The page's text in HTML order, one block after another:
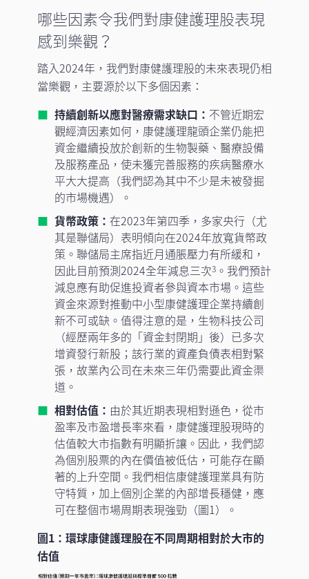
哪些因素令我們對康健護理股表現
感到樂觀？
踏入2024年，我們對康健護理股的未來表現仍相
當樂觀，主要源於以下多個因素：
持續創新以應對醫療需求缺口： 不管近期宏
觀經濟因素如何，康健護理龍頭企業仍能把
資金繼續投放於創新的生物製藥、醫療設備
及服務產品，使未獲完善服務的疾病醫療水
平大大提高（我們認為其中不少是未被發掘
的市場機遇）。
貨幣政策： 在2023年第四季，多家央行（尤
其是聯儲局）表明傾向在2024年放寬貨幣政
策。聯儲局主席指近月通脹壓力有所緩和，
因此目前預測2024全年減息三次3。我們預計
減息應有助促進投資者參與資本市場。這些
資金來源對推動中小型康健護理企業持續創
新不可或缺。值得注意的是，生物科技公司
（經歷兩年多的「資金封閉期」後）已多次
增資發行新股；該行業的資產負債表相對緊
張，故業內公司在未來三年仍需要此資金渠
道。
相對估值： 由於其近期表現相對遜色，從市
盈率及市盈增長率來看，康健護理股現時的
估值較大市指數有明顯折讓。因此，我們認
為個別股票的內在價值被低估，可能存在顯
著的上升空間。我們相信康健護理業具有防
守特質，加上個別企業的內部增長穩健，應
可在整個市場周期表現強勁（圖1）。
圖1：環球康健護理股在不同周期相對於大市的
估值